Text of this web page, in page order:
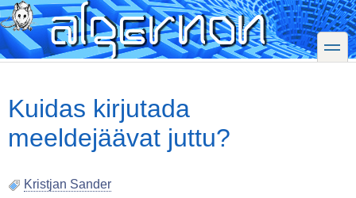
Skip
to
main
content
toggle
Kuidas kirjutada
meeldejäävat juttu?
Kristjan Sander